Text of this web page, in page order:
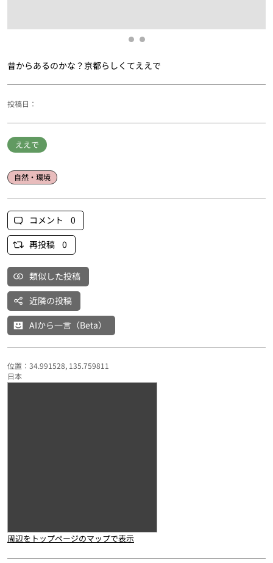
昔からあるのかな？京都らしくてええで
投稿日：
ええで
自然・環境
コメント 0
再投稿 0
類似した投稿
近隣の投稿
AIから一言（Beta）
位置：34.991528, 135.759811
日本
周辺をトップページのマップで表示